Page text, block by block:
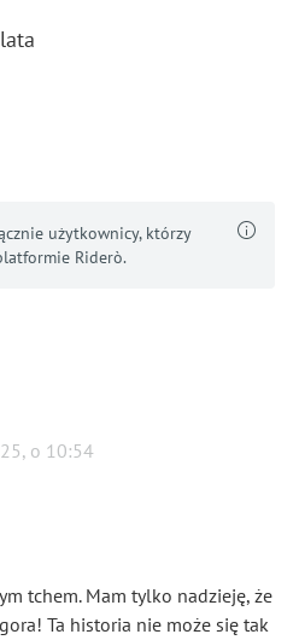
użytkownicy, którzy
Riderò.
, o 10:54
tchem. Mam tylko nadzieję, że
Ta historia nie może się tak